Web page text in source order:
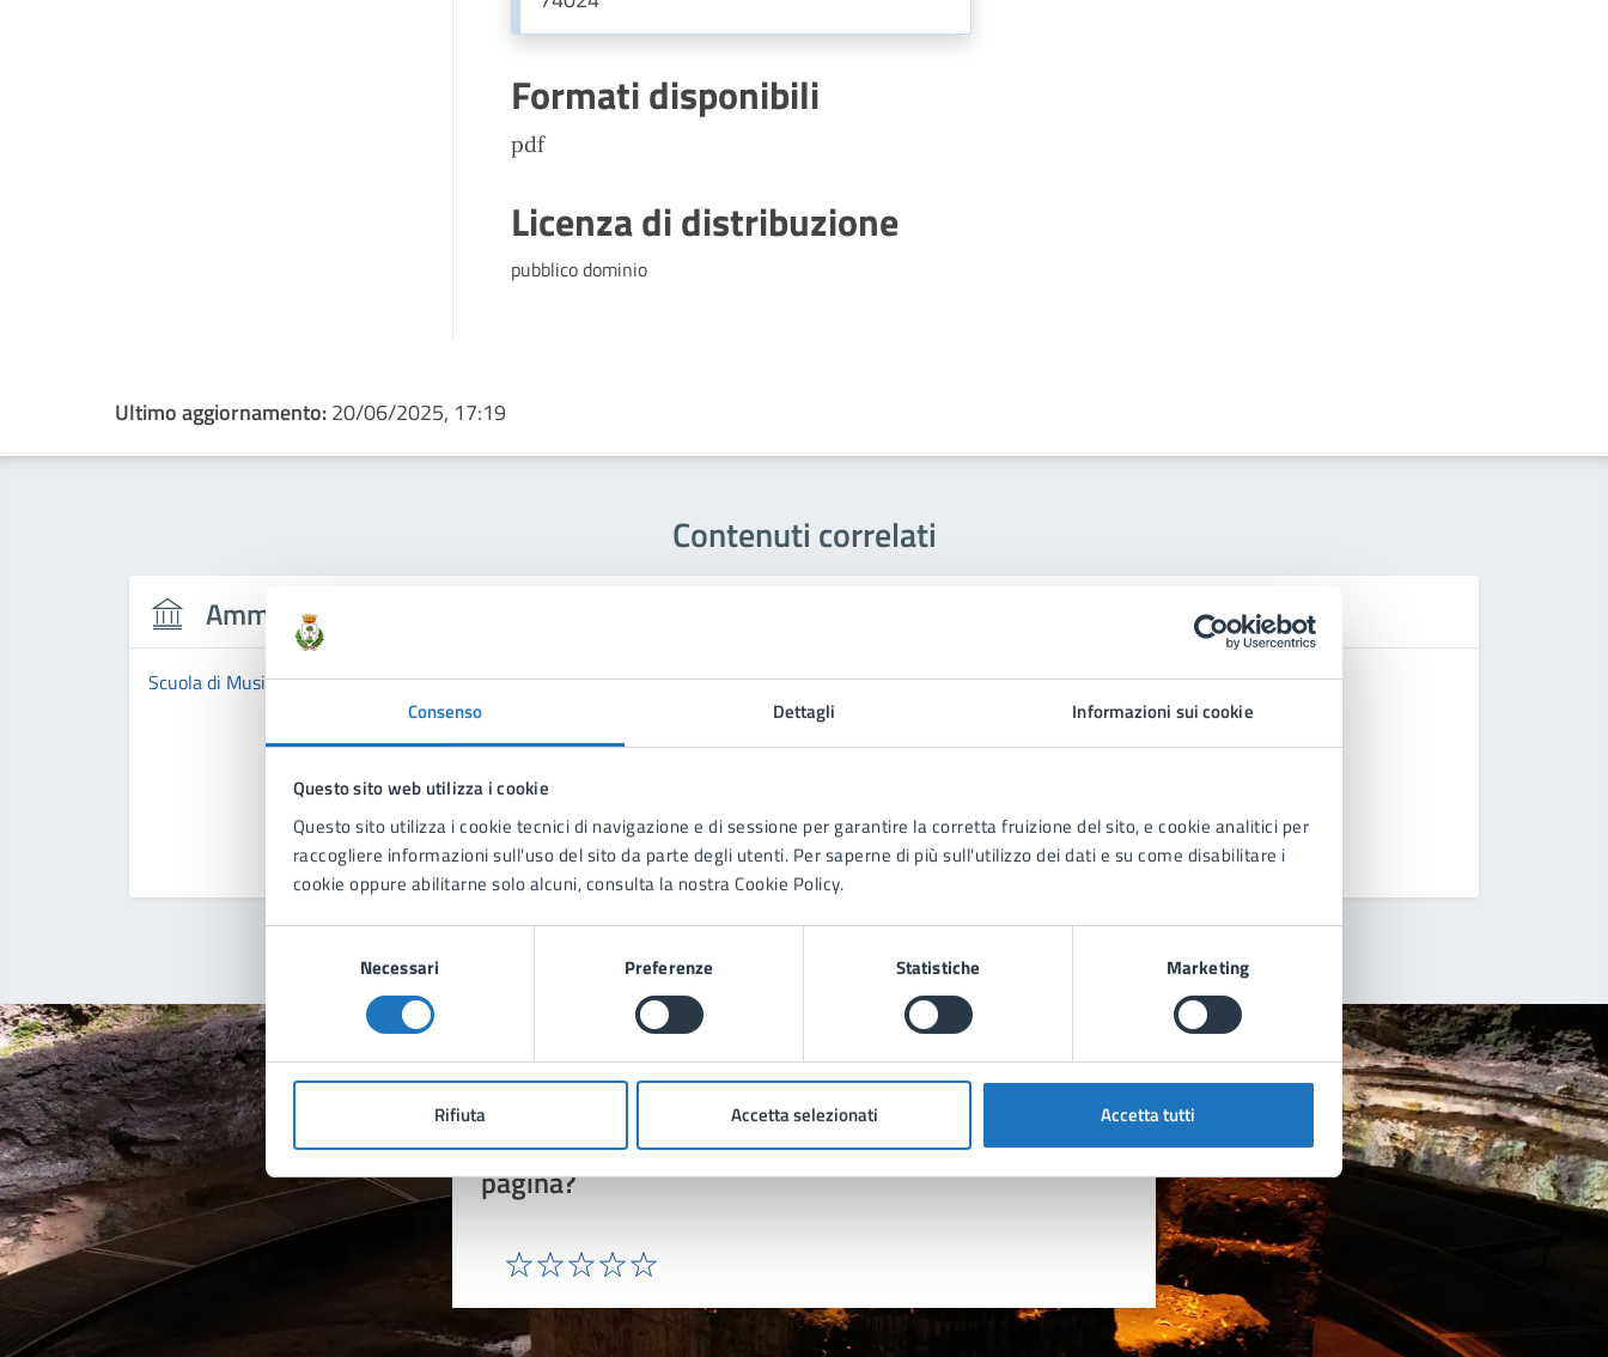
Consenso Dettagli Informazioni sui cookie
Questo sito web utilizza i cookie
Questo sito utilizza i cookie tecnici di navigazione e di sessione per garantire la corretta fruizione del sito, e cookie analitici per
raccogliere informazioni sull'uso del sito da parte degli utenti. Per saperne di più sull'utilizzo dei dati e su come disabilitare i
cookie oppure abilitarne solo alcuni, consulta la nostra Cookie Policy.
Necessari Preferenze Statistiche Marketing
Rifiuta Accetta selezionati Accetta tutti
Formati disponibili
pdf
Licenza di distribuzione
pubblico dominio
Ultimo aggiornamento:20/06/2025, 17:19
Contenuti correlati
Amministrazione
Scuola di Musica Comunale "Città di Manduria"
Quanto sono chiare le informazioni su questa
pagina?